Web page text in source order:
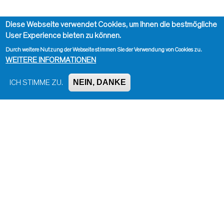
Diese Webseite verwendet Cookies, um Ihnen die bestmögliche
User Experience bieten zu können.
Durch weitere Nutzung der Webseite stimmen Sie der Verwendung von Cookies zu.
WEITERE INFORMATIONEN
ICH STIMME ZU. NEIN, DANKE